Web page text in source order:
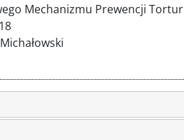
Mechanizmu Prewencji Tortur